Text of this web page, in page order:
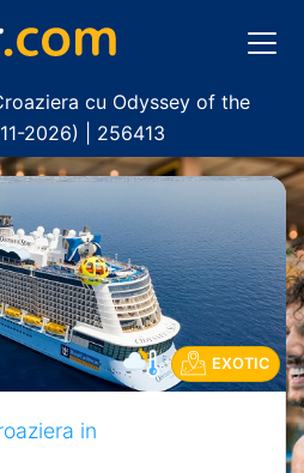
cu Odyssey of the
2026) | 256413
EXOTIC
in